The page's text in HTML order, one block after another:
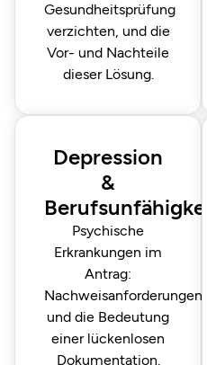
Gesundheitsprüfung
verzichten, und die
Vor- und Nachteile
dieser Lösung.
Depression
&
Berufsunfähigkeit
Psychische
Erkrankungen im
Antrag:
Nachweisanforderungen
und die Bedeutung
einer lückenlosen
Dokumentation.